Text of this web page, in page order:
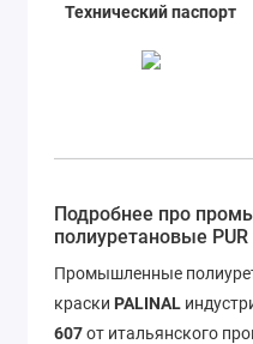
Технический паспорт
Подробнее про
полиуретановые
Промышленные
краски PALINAL
607от итальянского